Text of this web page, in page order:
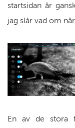
startsidan är
jag slår vad om
En av de stora